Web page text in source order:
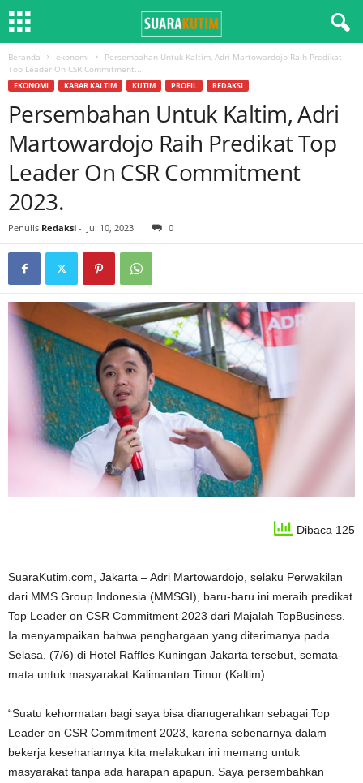
Beranda ekonomi
Persembahan Untuk Kaltim, Adri Martowardojo Raih Predikat
Top Leader On CSR Commitment...
EKONOMI KABAR KALTIM KUTIM PROFIL REDAKSI
Persembahan Untuk Kaltim, Adri
Martowardojo Raih Predikat Top
Leader On CSR Commitment
2023.
Penulis Redaksi - Jul 10, 2023 0
Dibaca 125
SuaraKutim.com, Jakarta – Adri Martowardojo, selaku Perwakilan
dari MMS Group Indonesia (MMSGI), baru-baru ini meraih predikat
Top Leader on CSR Commitment 2023 dari Majalah TopBusiness.
Ia menyampaikan bahwa penghargaan yang diterimanya pada
Selasa, (7/6) di Hotel Raffles Kuningan Jakarta tersebut, semata-
mata untuk masyarakat Kalimantan Timur (Kaltim).
“Suatu kehormatan bagi saya bisa dianugerahkan sebagai Top
Leader on CSR Commitment 2023, karena sebenarnya dalam
bekerja kesehariannya kita melakukan ini memang untuk
masyarakat tanpa ada harapan apapun. Saya persembahkan